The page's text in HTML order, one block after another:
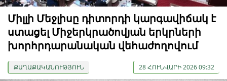
Միլլի Մեջլիսը դիտորդի կարգավիճակ է
ստացել Միջերկրածովյան երկրների
խորհրդարանական վեհաժողովում
ՔԱՂԱՔԱԿԱՆՈՒԹՅՈՒՆ 28 ՀՈՒՆՎԱՐԻ 2026 09:32